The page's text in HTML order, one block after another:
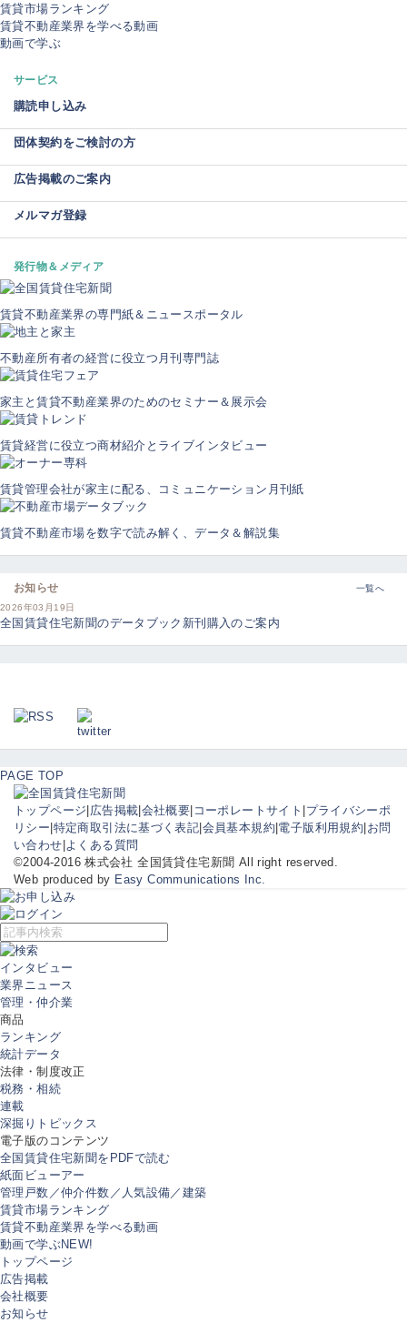
賃貸市場ランキング
賃貸不動産業界を学べる動画
動画で学ぶ
サービス
購読申し込み
団体契約をご検討の方
広告掲載のご案内
メルマガ登録
発行物＆メディア
賃貸不動産業界の専門紙＆ニュースポータル
不動産所有者の経営に役立つ月刊専門誌
家主と賃貸不動産業界のためのセミナー＆展示会
賃貸経営に役立つ商材紹介とライブインタビュー
賃貸管理会社が家主に配る、コミュニケーション月刊紙
賃貸不動産市場を数字で読み解く、データ＆解説集
お知らせ
一覧へ
2026年03月19日
全国賃貸住宅新聞のデータブック新刊購入のご案内
PAGE TOP
トップページ 広告掲載 会社概要 コーポレートサイト プライバシーポ
リシー 特定商取引法に基づく表記 会員基本規約 電子版利用規約 お問
い合わせ よくある質問
©2004-2016 株式会社 全国賃貸住宅新聞 All right reserved.
Web produced by Easy Communications Inc.
インタビュー
業界ニュース
管理・仲介業
商品
ランキング
統計データ
法律・制度改正
税務・相続
連載
深掘りトピックス
電子版のコンテンツ
全国賃貸住宅新聞をPDFで読む
紙面ビューアー
管理戸数／仲介件数／人気設備／建築
賃貸市場ランキング
賃貸不動産業界を学べる動画
動画で学ぶNEW!
トップページ
広告掲載
会社概要
お知らせ